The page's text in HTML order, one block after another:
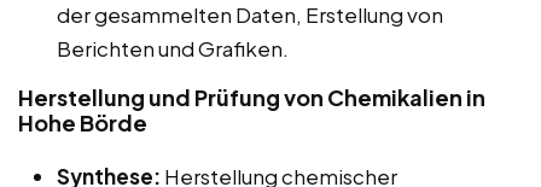
der gesammelten Daten, Erstellung von
Berichten und Grafiken.
Herstellung und Prüfung von Chemikalien in
Hohe Börde
Synthese: Herstellung chemischer